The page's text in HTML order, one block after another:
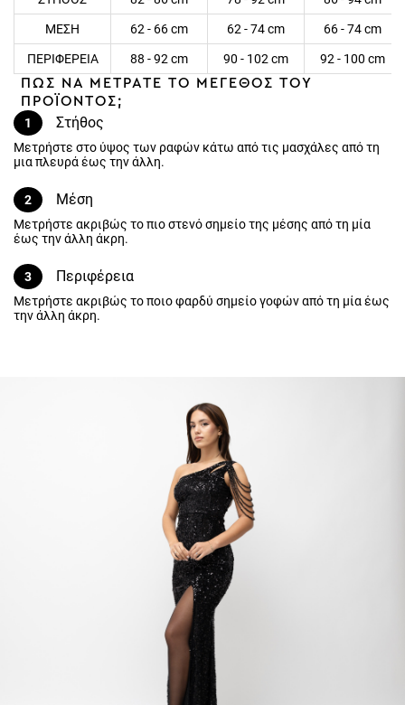
ΜΕΣΗ 62 - 66 cm 62 - 74 cm 66 - 74 cm
ΠΕΡΙΦΕΡΕΙΑ 88 - 92 cm 90 - 102 cm
92 - 100 cm
ΠΩΣ ΝΑ ΜΕΤΡΑΤΕ ΤΟ ΜΕΓΕΘΟΣ ΤΟΥ
ΠΡΟΪΟΝΤΟΣ;
1
Στήθος
Μετρήστε στο ύψος των ραφών κάτω από τις μασχάλες από τη
μια πλευρά έως την άλλη.
2 Μέση
Μετρήστε ακριβώς το πιο στενό σημείο της μέσης από τη μία έως
την άλλη άκρη.
3 Περιφέρεια
Μετρήστε ακριβώς το ποιο φαρδύ σημείο γοφών από τη μία έως
την άλλη άκρη.